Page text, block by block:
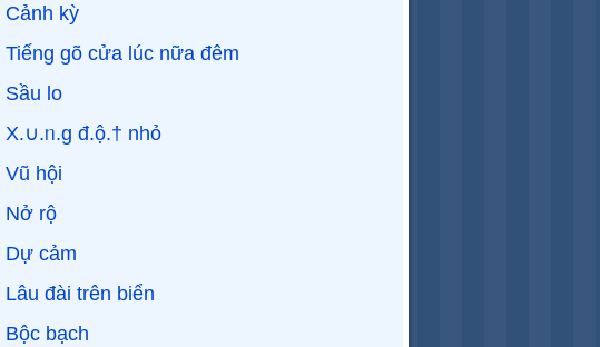
Cảnh kỳ
Tiếng gõ cửa lúc nữa đêm
Sầu lo
X.∪.ᥒ.g đ.ộ.† nhỏ
Vũ hội
Nở rộ
Dự cảm
Lâu đài trên biển
Bộc bạch